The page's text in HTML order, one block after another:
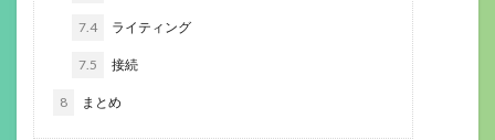
7.4 ライティング
7.5 接続
8 まとめ